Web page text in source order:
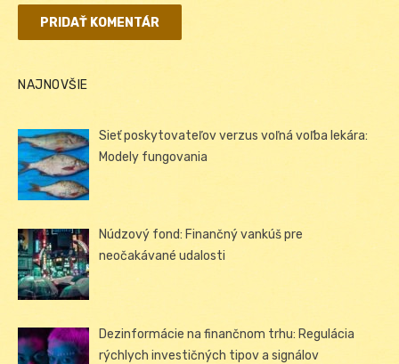
NAJNOVŠIE
Sieť poskytovateľov verzus voľná voľba lekára:
Modely fungovania
Núdzový fond: Finančný vankúš pre
neočakávané udalosti
Dezinformácie na finančnom trhu: Regulácia
rýchlych investičných tipov a signálov